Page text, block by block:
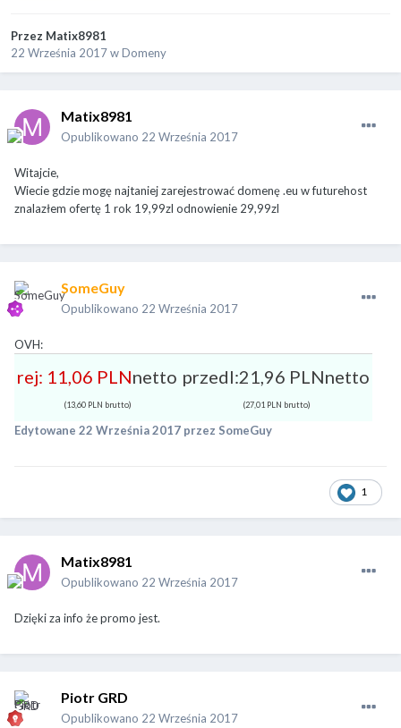
Przez Matix8981
22 Września 2017wDomeny
Matix8981
Opublikowano 22 Września 2017
Witajcie,
Wiecie gdzie mogę najtaniej zarejestrować domenę .eu w futurehost
znalazłem ofertę 1 rok 19,99zl odnowienie 29,99zl
SomeGuy
Opublikowano 22 Września 2017
OVH:
rej: 11,06 PLNnetto
(13,60PLN brutto)
przedl:21,96 PLNnetto
(27,01PLN brutto)
Edytowane 22 Września 2017 przez SomeGuy
1
Matix8981
Opublikowano 22 Września 2017
Dzięki za info że promo jest.
Piotr GRD
Opublikowano 22 Września 2017